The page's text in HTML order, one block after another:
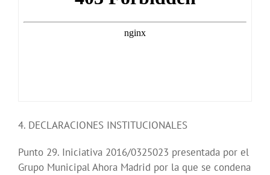
4. DECLARACIONES INSTITUCIONALES
Punto 29. Iniciativa 2016/0325023 presentada por el
Grupo Municipal Ahora Madrid por la que se condena